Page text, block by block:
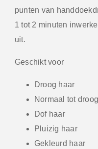
punten van
1 tot 2 minuten
uit.
Geschikt voor
Droog haar
Normaal tot
Dof haar
Pluizig haar
Gekleurd haar